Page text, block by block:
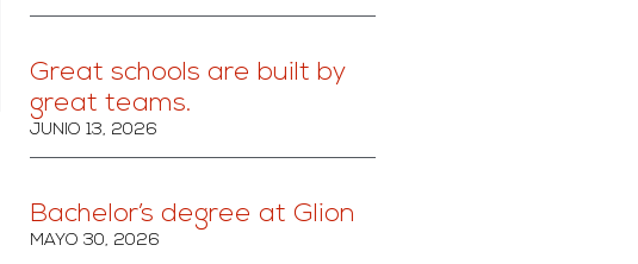
Great schools are built by
great teams.
JUNIO 13, 2026
Bachelor’s degree at Glion
MAYO 30, 2026